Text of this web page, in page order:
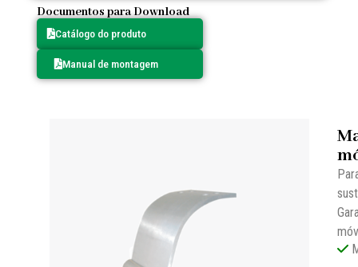
Documentos para Download
Catálogo do produto
Manual de montagem